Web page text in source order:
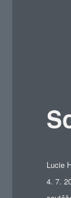
Autor:
Lucie
4. 7.